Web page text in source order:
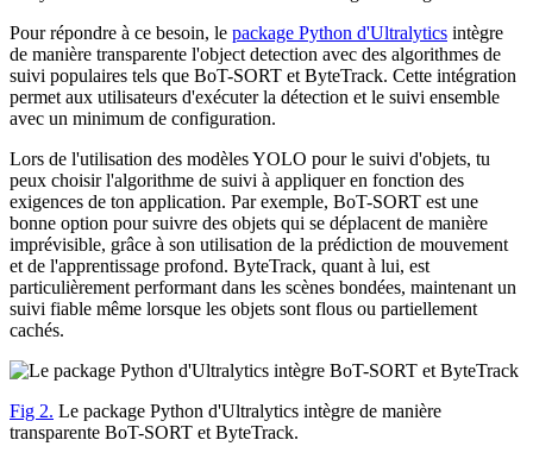
Pour répondre à ce besoin, le package Python d'Ultralytics intègre
de manière transparente l'object detection avec des algorithmes de
suivi populaires tels que BoT-SORT et ByteTrack. Cette intégration
permet aux utilisateurs d'exécuter la détection et le suivi ensemble
avec un minimum de configuration.
Lors de l'utilisation des modèles YOLO pour le suivi d'objets, tu
peux choisir l'algorithme de suivi à appliquer en fonction des
exigences de ton application. Par exemple, BoT-SORT est une
bonne option pour suivre des objets qui se déplacent de manière
imprévisible, grâce à son utilisation de la prédiction de mouvement
et de l'apprentissage profond. ByteTrack, quant à lui, est
particulièrement performant dans les scènes bondées, maintenant un
suivi fiable même lorsque les objets sont flous ou partiellement
cachés.
Fig 2. Le package Python d'Ultralytics intègre de manière
transparente BoT-SORT et ByteTrack.